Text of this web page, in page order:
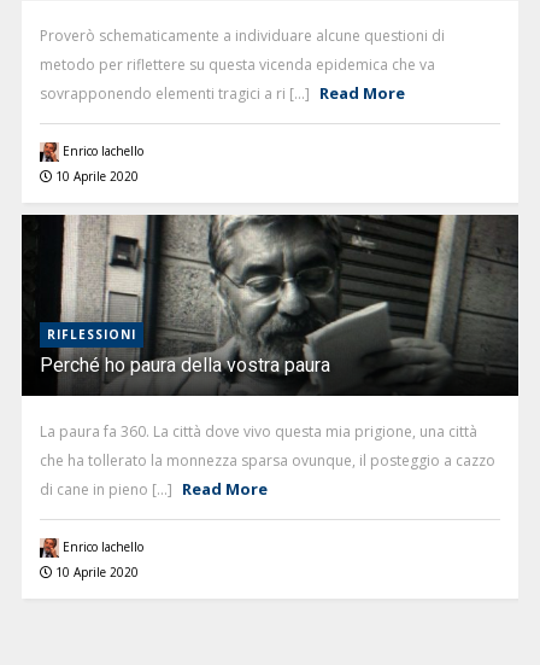
Proverò schematicamente a individuare alcune questioni di
metodo per riflettere su questa vicenda epidemica che va
sovrapponendo elementi tragici a ri [...] Read More
Enrico Iachello
10 Aprile 2020
RIFLESSIONI
Perché ho paura della vostra paura
La paura fa 360. La città dove vivo questa mia prigione, una città
che ha tollerato la monnezza sparsa ovunque, il posteggio a cazzo
di cane in pieno [...] Read More
Enrico Iachello
10 Aprile 2020